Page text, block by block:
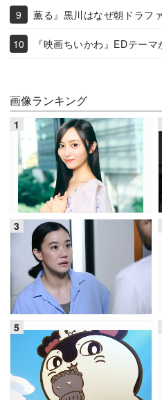
薫る』黒川はなぜ朝ドラフ
『映画ちいかわ』EDテー
画像ランキング